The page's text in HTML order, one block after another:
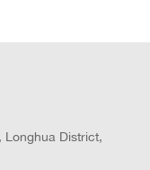
Longhua District,